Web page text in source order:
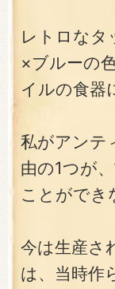
レトロなタ
×ブルーの
イルの食器
私がアンテ
由の1つが
ことができ
今は生産さ
は、当時作